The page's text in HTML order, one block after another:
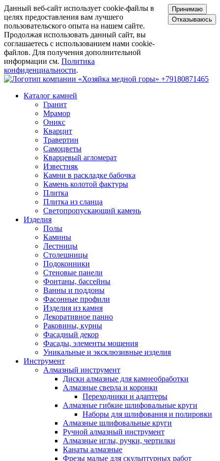
Данный веб-сайт использует cookie-файлы в
целях предоставления вам лучшего
пользовательского опыта на нашем сайте.
Продолжая использовать данный сайт, вы
соглашаетесь с использованием нами cookie-
файлов. Для получения дополнительной
информации см. Политика
конфиденциальности.
Принимаю
Отказываюсь
+79180871465
Каталог камней
Гранит
Мрамор
Оникс
Кварцит
Травертин
Самоцветы
Кварцевый агломерат
Известняк
Камни в раскладке бабочка
Камень колотой фактуры
Плитка
Плитка из сланца
Светопропускающий камень
Изделия
Полы
Камины
Лестницы
Столешницы
Подоконники
Стеновые панели
Фонтаны, бассейны
Ванны и поддоны
Фасонные профили
Изделия из камня
Декоративное панно
Раковины, курны
Фасадный декор
Фасады, элементы мощения
Уникальные и эксклюзивные изделия
Инструмент
Алмазный инструмент
Диски алмазные для камнеобработки
Алмазные сверла и коронки
Переходники и адаптеры
Алмазные гибкие шлифовальные круги
Наборы для шлифования и полировки
Алмазные шлифовальные круги
Ручной алмазный инструмент
Алмазные иглы, ручки, чертилки
Канаты алмазные
Фрезы малые для скульптурных работ